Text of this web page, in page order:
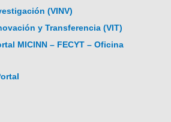
(VINV)
y Transferencia (VIT)
MICINN – FECYT – Oficina